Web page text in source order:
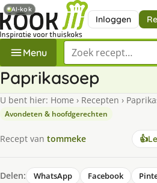
Inloggen
Menu Zoek een recept
Paprikasoep
U bent hier: Home › Recepten ›
Avondeten & hoofdgerechten
Recept van tommeke 👍
Delen: WhatsApp Facebook
AI-kok